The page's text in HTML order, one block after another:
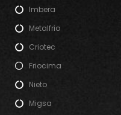
Imbera
Metalfrio
Criotec
Friocima
Nieto
Migsa